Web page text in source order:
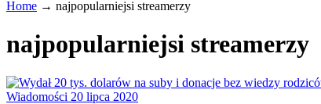
Home → najpopularniejsi streamerzy
najpopularniejsi streamerzy
Wiadomości 20 lipca 2020